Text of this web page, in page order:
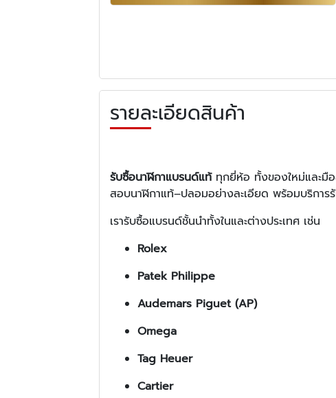
รายละเอียดสินค้า
รับซื้อนาฬิกาแบรนด์แท้ทุกยี่ห้อ ทั้งของใหม่และมือ
สอบนาฬิกาแท้–ปลอมอย่างละเอียด พร้อมบริกา
เรารับซื้อแบรนด์ชั้นนำทั้งในและต่างประเทศ เช่น
Rolex
Patek Philippe
Audemars Piguet (AP)
Omega
Tag Heuer
Cartier